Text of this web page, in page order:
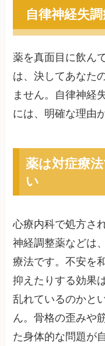
自律神経失
薬を真面目に飲ん
は、決してあなた
ません。自律神経
には、明確な理由
薬は対症療
い
心療内科で処方さ
神経調整薬などは
療法です。不安を
抑えたりする効果
乱れているのかと
ん。骨格の歪みや
た身体的な問題が